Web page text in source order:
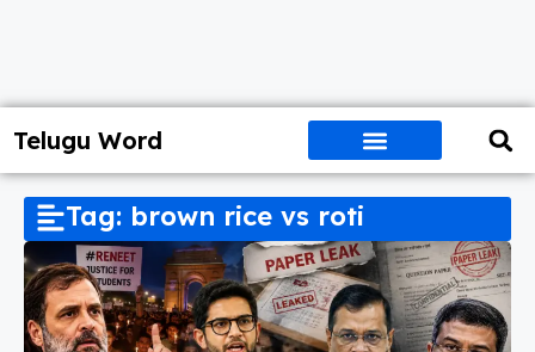
Telugu Word
Tag: brown rice vs roti